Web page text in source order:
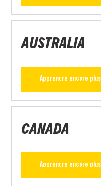
AUSTRALIA
Apprendre encore plus
CANADA
Apprendre encore plus